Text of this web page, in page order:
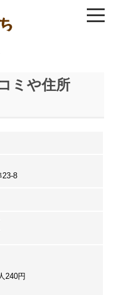
ミや住所
23-8
240円